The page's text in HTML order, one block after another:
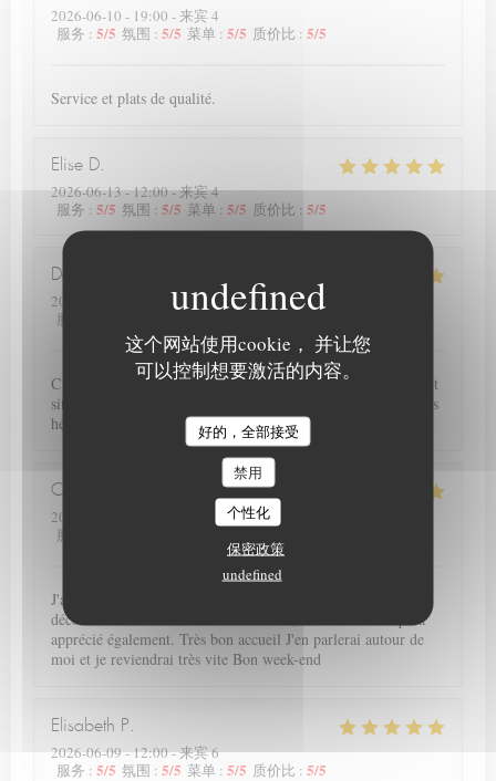
这个网站使用cookie， 并让您
可以控制想要激活的内容。
好的，全部接受
禁用
个性化
保密政策
undefined
2026-06-10 - 19:00 - 来宾 4
服务 : 5/5 氛围 : 5/5 菜单 : 5/5 质价比 : 5/5
Service et plats de qualité.
Elise D
2026-06-13- 12:00 - 来宾 4
服务 : 5/5 氛围 : 5/5 菜单 : 5/5 质价比 : 5/5
Deprez
2026-06-12
- 20:00 - 来宾 2
服务
C est la seconde fois que nous nous rendons dans ce restaurant
situé dans un très beau secteur d Arras. Nous reviendrons sans
hésiter. Plats délicieux, personnel agréable et joli cadre.
Christiane
2026-06-12
服务
5/5
J'ai été ravie de redécouvrir votre resto avec cette nouvelle
déco et votre nouvelle carte très variée, avec une amie qui a
apprécié également. Très bon accueil J'en parlerai autour de
moi et je reviendrai très vite Bon week-end
Elisabeth P
2026-06-09- 12:00 - 来宾 6
服务 : 5/5 氛围 : 5/5 菜单 : 5/5 质价比 : 5/5
Le Petit Theatre